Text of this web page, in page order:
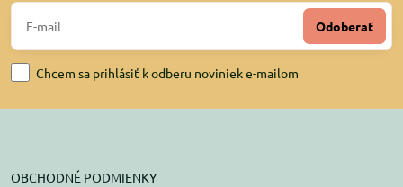
Odoberať
Chcem sa prihlásiť k odberu noviniek e-mailom
OBCHODNÉ PODMIENKY